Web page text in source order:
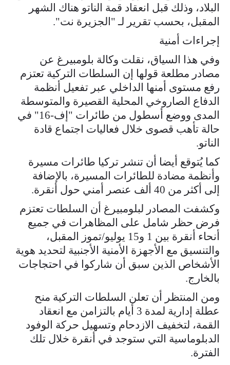
البلاد، وذلك قبل انعقاد قمة الناتو هناك الشهر
المقبل، بحسب تقرير لـ "الجزيرة نت".
إجراءات أمنية
وفي هذا السياق، نقلت وكالة بلومبيرغ عن
مصادر مطلعة قولها إن السلطات التركية تعتزم
رفع مستوى أمنها الداخلي عبر تفعيل أنظمة
الدفاع الصاروخي المحلية القصيرة والمتوسطة
المدى ووضع أسطول من طائرات "إف-16" في
حالة تأهب قصوى خلال فعاليات اجتماع قادة
الناتو.
كما يُتوقع أيضا أن تنشر تركيا طائرات مسيرة
وأنظمة مضادة للطائرات المسيرة، بالإضافة
إلى أكثر من 40 ألف عنصر أمني حول أنقرة.
وكشفت المصادر لبلومبيرغ أن السلطات تعتزم
فرض حظر شامل على المظاهرات في جميع
أنحاء أنقرة بين 1 و15 يوليو/تموز المقبل،
والتنسيق مع الأجهزة الأمنية الأجنبية لتحديد هوية
الأشخاص الذين سبق أن شاركوا في احتجاجات
بالخارج.
ومن المنتظر أن تعلن السلطات التركية منح
عطلة إدارية لمدة 3 أيام بالتزامن مع انعقاد
القمة، لتخفيف الازدحام وتسهيل حركة الوفود
الدبلوماسية التي ستوجد في أنقرة خلال تلك
الفترة.